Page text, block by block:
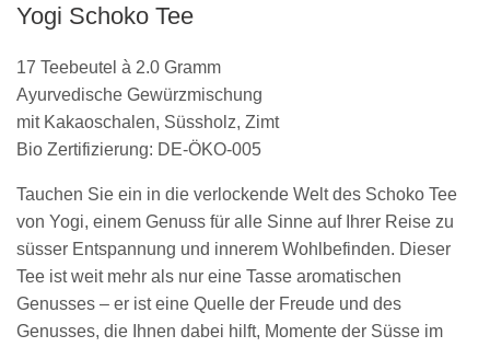
Yogi Schoko Tee
17 Teebeutel à 2.0 Gramm
Ayurvedische Gewürzmischung
mit Kakaoschalen, Süssholz, Zimt
Bio Zertifizierung: DE-ÖKO-005
Tauchen Sie ein in die verlockende Welt des Schoko Tee
von Yogi, einem Genuss für alle Sinne auf Ihrer Reise zu
süsser Entspannung und innerem Wohlbefinden. Dieser
Tee ist weit mehr als nur eine Tasse aromatischen
Genusses – er ist eine Quelle der Freude und des
Genusses, die Ihnen dabei hilft, Momente der Süsse im